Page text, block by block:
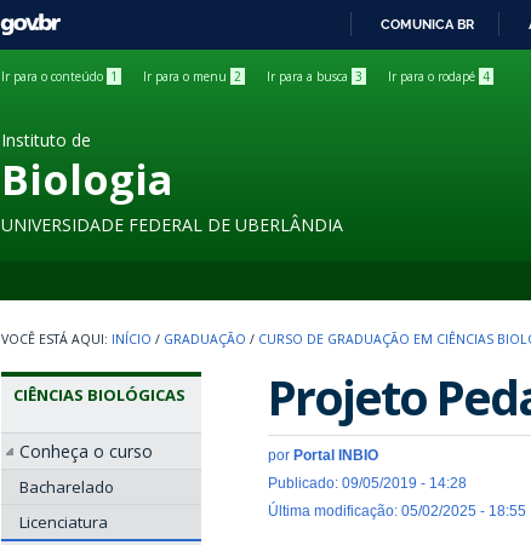
GOVBR
COMUNICA BR
Ir para o conteúdo 1 Ir para o menu 2 Ir para a busca 3 Ir para o rodapé 4
Instituto de
Biologia
UNIVERSIDADE FEDERAL DE UBERLÂNDIA
INÍCIO / GRADUAÇÃO / CURSO DE GRADUAÇÃO EM CIÊNCIAS
CIÊNCIAS BIOLÓGICAS
Conheça o curso
Bacharelado
Licenciatura
Projeto
por Portal INBIO
Publicado: 09/05/2019 - 14:28
Última modificação: 05/02/2025 - 18:55